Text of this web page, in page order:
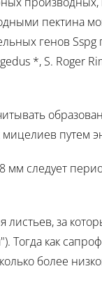
пектина
генов
*, S. Roger
путем
мм следует
за
Тогда как
более